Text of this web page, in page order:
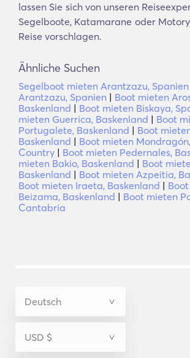
lassen Sie sich von unseren
Segelboote, Katamarane oder
Reise vorschlagen.
Ähnliche Suchen
Segelboot mieten Arantzazu, Spanien
Arantzazu, Spanien | Boot mieten
Baskenland | Boot mieten Biskaya,
mieten Guerrica, Baskenland | Boot
Portugalete, Baskenland | Boot
Baskenland | Boot mieten
Country | Boot mieten Pedernales,
mieten Bakio, Baskenland | Boot
Baskenland | Boot mieten Azpeitia,
Boot mieten Iraeta, Baskenland |
Beizama, Baskenland | Boot mieten
Cantabria